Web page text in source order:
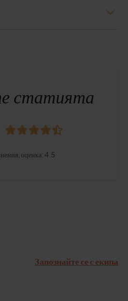
статията
оценка:4.5
Запознайте се с екипа